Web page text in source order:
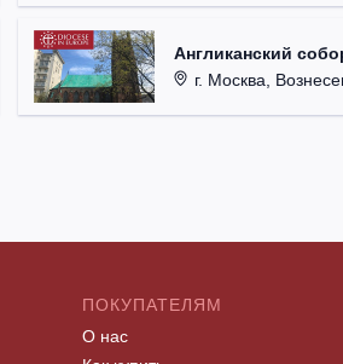
Англиканский
г. Москва,
ПОКУПАТЕЛЯМ
О нас